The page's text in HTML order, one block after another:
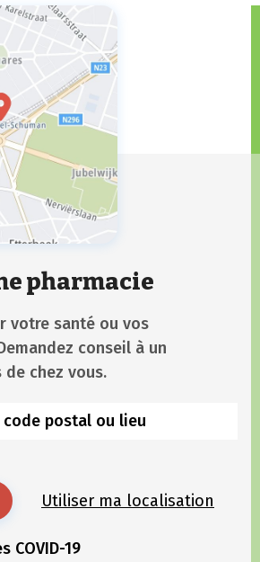
pharmacie
votre santé ou vos
conseil à un
de chez vous.
Utiliser ma localisation
COVID-19